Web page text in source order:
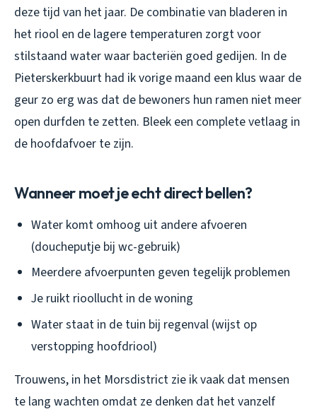
deze tijd van het jaar. De combinatie van bladeren in
het riool en de lagere temperaturen zorgt voor
stilstaand water waar bacteriën goed gedijen. In de
Pieterskerkbuurt had ik vorige maand een klus waar de
geur zo erg was dat de bewoners hun ramen niet meer
open durfden te zetten. Bleek een complete vetlaag in
de hoofdafvoer te zijn.
Wanneer moet je echt direct bellen?
Water komt omhoog uit andere afvoeren
(doucheputje bij wc-gebruik)
Meerdere afvoerpunten geven tegelijk problemen
Je ruikt rioollucht in de woning
Water staat in de tuin bij regenval (wijst op
verstopping hoofdriool)
Trouwens, in het Morsdistrict zie ik vaak dat mensen
te lang wachten omdat ze denken dat het vanzelf